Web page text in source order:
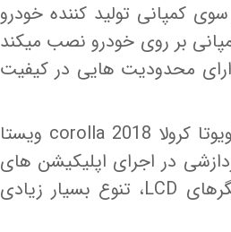
کمپانی تولید کننده خودرو
بر روی خودرو نصب میکند
محدودیت هایی در کیفیت
اما مانیتور فابریک های اندرویدی مثل همین مانیتور فابریک اندروید تویوتا کرولا 2018 corolla ویستا
در اجرای اپلیکیشن های
LCD، تنوع بسیار زیادی